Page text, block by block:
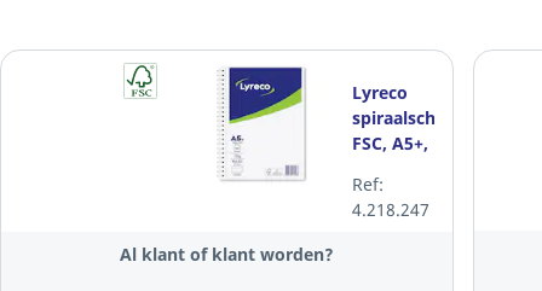
Lyreco
spiraalschrift
FSC, A5+,
80 vellen
Ref:
4.218.247
Al klant of klant worden?